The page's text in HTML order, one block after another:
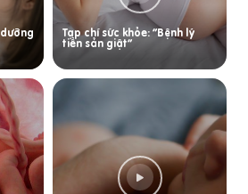
Tạp chí sức khỏe: “Bệnh lý
tiền sản giật”